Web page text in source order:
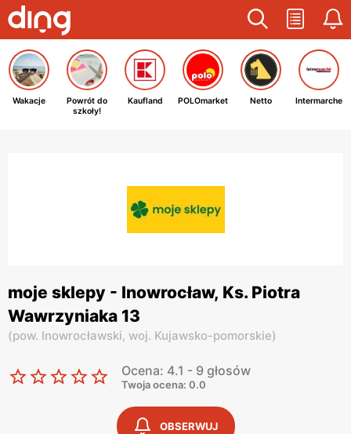
Wakacje
Powrót do
szkoły!
Kaufland POLOmarket Netto Intermarche
moje sklepy - Inowrocław, Ks. Piotra
Wawrzyniaka 13
(pow. Inowrocławski, woj. Kujawsko-pomorskie)
Ocena: 4.1 - 9 głosów
Twoja ocena: 0.0
OBSERWUJ